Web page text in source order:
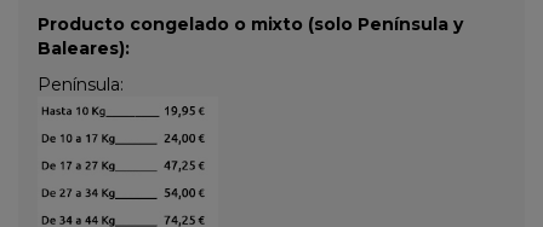
Producto congelado o mixto (solo Península y
Baleares):
Península: